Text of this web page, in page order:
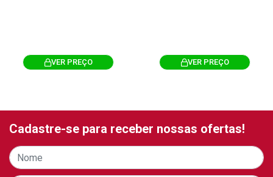
VER PREÇO VER PREÇO
Cadastre-se para receber nossas ofertas!